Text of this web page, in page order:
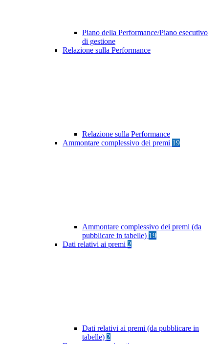
Piano della Performance/Piano esecutivo
di gestione
Relazione sulla Performance
Relazione sulla Performance
Ammontare complessivo dei premi 19
Ammontare complessivo dei premi (da
pubblicare in tabelle) 19
Dati relativi ai premi 2
Dati relativi ai premi (da pubblicare in
tabelle) 2